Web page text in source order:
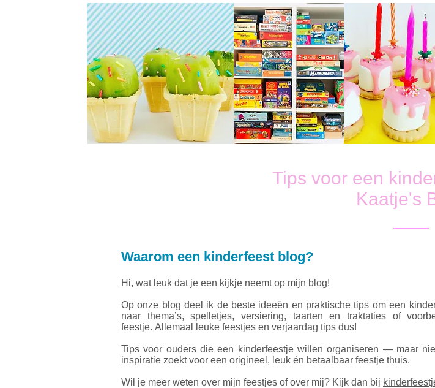
Tips voor een
Kaatje's
Waarom een kinderfeest blog?
Hi, wat leuk dat je een kijkje neemt op mijn blog!
Op onze blog deel ik de beste ideeën en praktische tips om een
naar thema’s, spelletjes, versiering, taarten en traktaties of
feestje. Allemaal leuke feestjes en verjaardag tips dus!
Tips voor ouders die een kinderfeestje willen organiseren — maar
inspiratie zoekt voor een origineel, leuk én betaalbaar feestje thuis.
Wil je meer weten over mijn feestjes of over mij? Kijk dan bij